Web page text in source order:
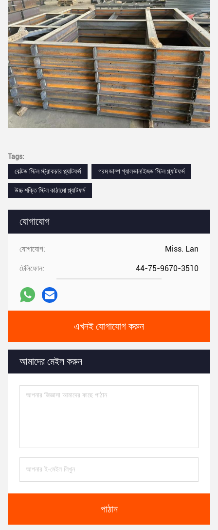
যোগাযোগ
যোগাযোগ: Miss. Lan
টেলিফোন: 44-75-9670-3510
এখনই যোগাযোগ করুন
আমাদের মেইল করুন
পাঠান
Tags:
বোল্টড স্টিল স্ট্রাকচার প্ল্যাটফর্ম
গরম ডাম্প গ্যালভানাইজড স্টিল প্ল্যাটফর্ম
উচ্চ শক্তি স্টিল কাঠামো প্ল্যাটফর্ম